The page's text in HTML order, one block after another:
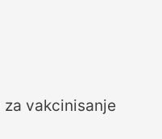
vakcinisanje